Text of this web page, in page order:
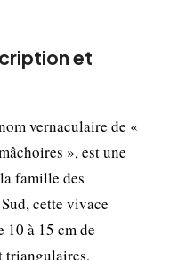
et
vernaculaire de «
», est une
famille des
cette vivace
10 à 15 cm de
triangulaires,